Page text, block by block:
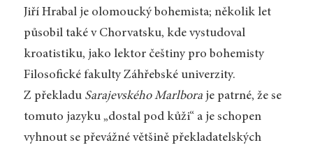
Jiří Hrabal je olomoucký bohemista; několik let
působil také v Chorvatsku, kde vystudoval
kroatistiku, jako lektor češtiny pro bohemisty
Filosofické fakulty Záhřebské univerzity.
Z překladu Sarajevského Marlboraje patrné, že se
tomuto jazyku „dostal pod kůži“ a je schopen
vyhnout se převážné většině překladatelských